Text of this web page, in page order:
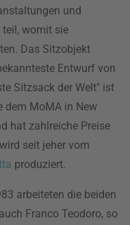
und
womit sie
Das Sitzobjekt
Entwurf von
Sitzsack der Welt" ist
dem MoMA in New
hat zahlreiche Preise
seit jeher vom
produziert.
arbeiteten die beiden
Franco Teodoro, so